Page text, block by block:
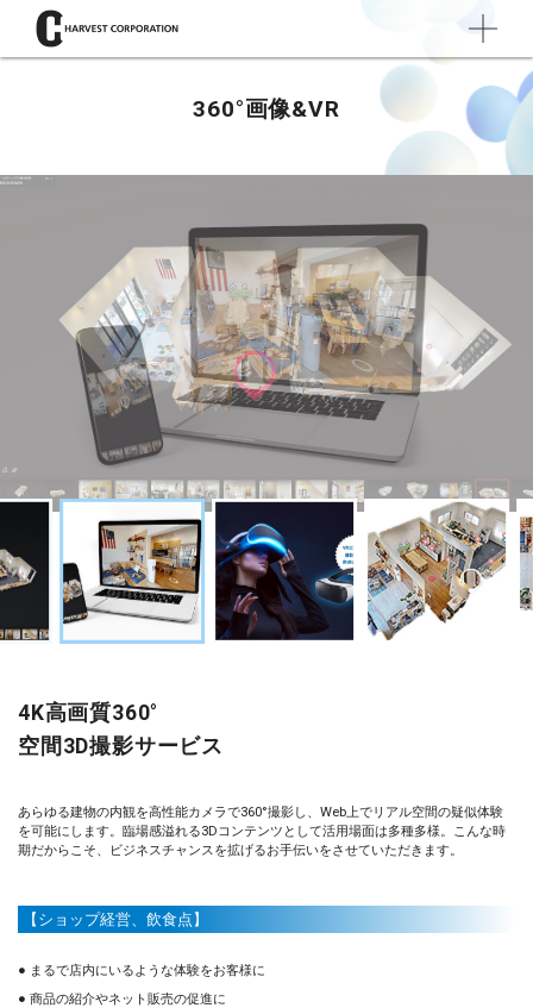
360°画像&VR
4K高画質360°
空間3D撮影サービス
あらゆる建物の内観を高性能カメラで360°撮影し、Web上でリアル空間の疑似体験
を可能にします。臨場感溢れる3Dコンテンツとして活用場面は多種多様。こんな時
期だからこそ、ビジネスチャンスを拡げるお手伝いをさせていただきます。
【ショップ経営、飲食点】
● まるで店内にいるような体験をお客様に
● 商品の紹介やネット販売の促進に